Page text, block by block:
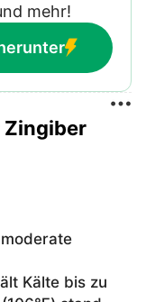
mehr!
Zingiber
Kälte bis zu